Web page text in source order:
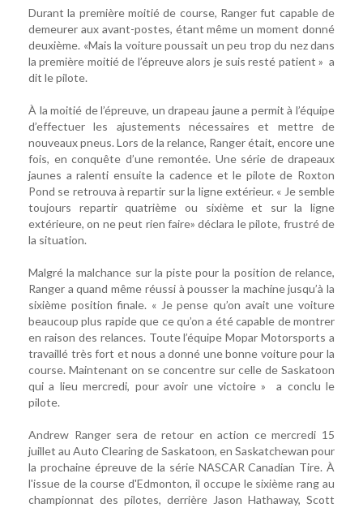
Durant la première moitié de course, Ranger fut capable de
demeurer aux avant-postes, étant même un moment donné
deuxième. «Mais la voiture poussait un peu trop du nez dans
la première moitié de l’épreuve alors je suis resté patient » a
dit le pilote.
À la moitié de l’épreuve, un drapeau jaune a permit à l’équipe
d’effectuer les ajustements nécessaires et mettre de
nouveaux pneus. Lors de la relance, Ranger était, encore une
fois, en conquête d’une remontée. Une série de drapeaux
jaunes a ralenti ensuite la cadence et le pilote de Roxton
Pond se retrouva à repartir sur la ligne extérieur. « Je semble
toujours repartir quatrième ou sixième et sur la ligne
extérieure, on ne peut rien faire» déclara le pilote, frustré de
la situation.
Malgré la malchance sur la piste pour la position de relance,
Ranger a quand même réussi à pousser la machine jusqu’à la
sixième position finale. « Je pense qu’on avait une voiture
beaucoup plus rapide que ce qu’on a été capable de montrer
en raison des relances. Toute l’équipe Mopar Motorsports a
travaillé très fort et nous a donné une bonne voiture pour la
course. Maintenant on se concentre sur celle de Saskatoon
qui a lieu mercredi, pour avoir une victoire » a conclu le
pilote.
Andrew Ranger sera de retour en action ce mercredi 15
juillet au Auto Clearing de Saskatoon, en Saskatchewan pour
la prochaine épreuve de la série NASCAR Canadian Tire. À
l'issue de la course d'Edmonton, il occupe le sixième rang au
championnat des pilotes, derrière Jason Hathaway, Scott